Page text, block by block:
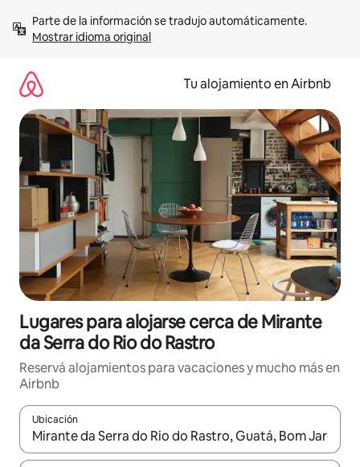
contenidoMostrar idioma original
Tu alojamiento en Airbnb
Lugares para alojarse cerca de Mirante
da Serra do Rio do Rastro
Reservá alojamientos para vacaciones y mucho más en
Airbnb
Ubicación
Cuando los resultados estén disponibles, navegá con las